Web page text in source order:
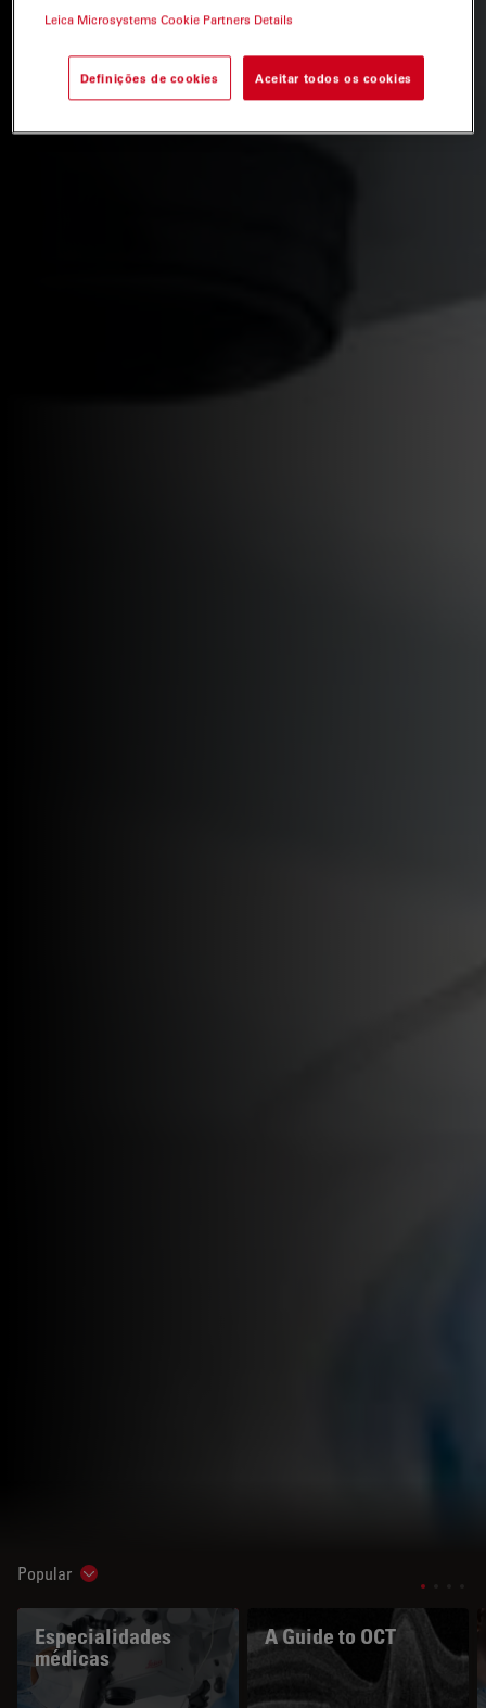
Popular Show subnavigation
Especialidades
médicas
A Guide to OCT
Leica Microsystems Cookie Partners Details
Definições de cookies Aceitar todos os cookies